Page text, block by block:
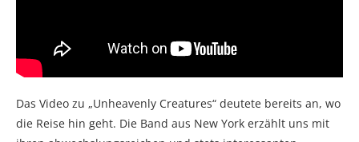
Das Video zu „Unheavenly Creatures“ deutete bereits an, wo
die Reise hin geht. Die Band aus New York erzählt uns mit